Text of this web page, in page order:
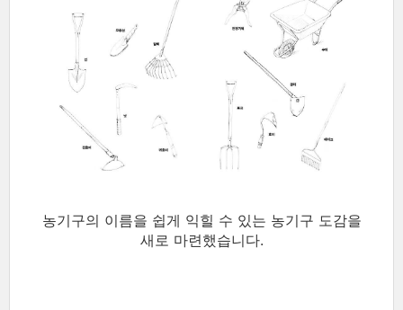
농기구의 이름을 쉽게 익힐 수 있는 농기구 도감을
새로 마련했습니다.